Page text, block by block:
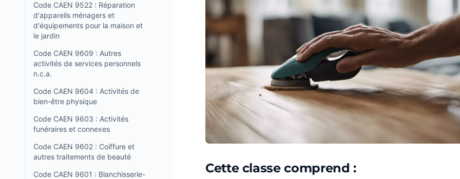
Code CAEN 9522 : Réparation
d'appareils ménagers et
d'équipements pour la maison et
le jardin
Code CAEN 9609 : Autres
activités de services personnels
n.c.a.
Code CAEN 9604 : Activités de
bien-être physique
Code CAEN 9603 : Activités
funéraires et connexes
Code CAEN 9602 : Coiffure et
autres traitements de beauté
Code CAEN 9601 : Blanchisserie-
Cette classe comprend :